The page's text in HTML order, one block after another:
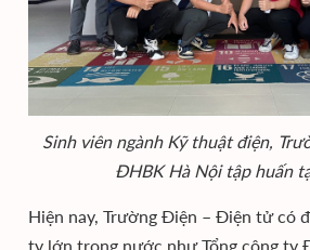
Sinh viên ngành Kỹ thuật điện,
ĐHBK Hà Nội tập huấn
Hiện nay, Trường Điện – Điện tử có
ty lớn trong nước như Tổng công ty